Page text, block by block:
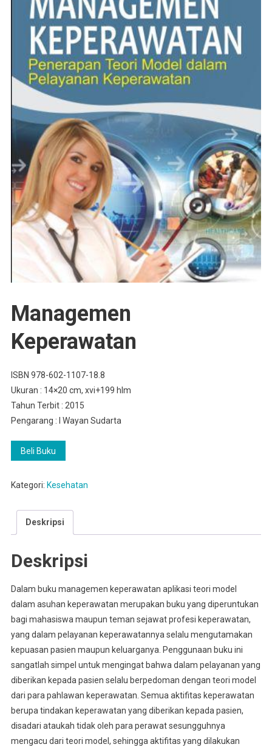
Managemen
Keperawatan
ISBN 978-602-1107-18.8
Ukuran : 14×20 cm, xvi+199 hlm
Tahun Terbit : 2015
Pengarang : I Wayan Sudarta
Beli Buku
Kategori: Kesehatan
Deskripsi
Deskripsi
Dalam buku managemen keperawatan aplikasi teori model
dalam asuhan keperawatan merupakan buku yang diperuntukan
bagi mahasiswa maupun teman sejawat profesi keperawatan,
yang dalam pelayanan keperawatannya selalu mengutamakan
kepuasan pasien maupun keluarganya. Penggunaan buku ini
sangatlah simpel untuk mengingat bahwa dalam pelayanan yang
diberikan kepada pasien selalu berpedoman dengan teori model
dari para pahlawan keperawatan. Semua aktifitas keperawatan
berupa tindakan keperawatan yang diberikan kepada pasien,
disadari ataukah tidak oleh para perawat sesungguhnya
mengacu dari teori model, sehingga aktifitas yang dilakukan